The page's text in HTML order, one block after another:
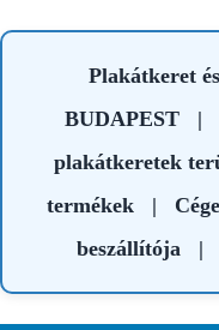
Plakátkeret
BUDAPEST |
plakátkeretek
termékek|
beszállítója |